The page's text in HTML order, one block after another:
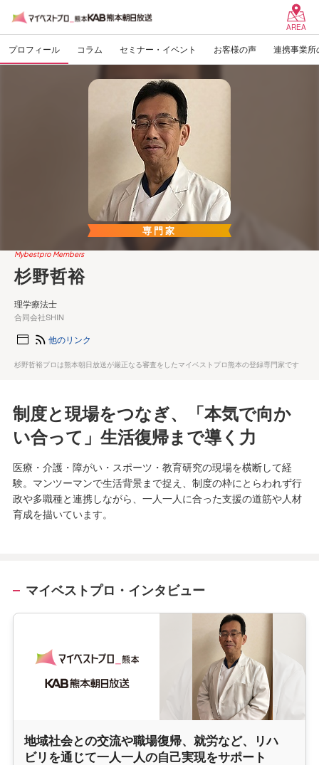
AREA
プロフィール コラム セミナー・イベント お客様の声 連携事業所
専門家
Mybestpro Members
杉野哲裕
理学療法士
合同会社SHIN
他のリンク
杉野哲裕プロは熊本朝日放送が厳正なる審査をしたマイベストプロ熊本の登録専門家です
制度と現場をつなぎ、「本気で向か
い合って」生活復帰まで導く力
医療・介護・障がい・スポーツ・教育研究の現場を横断して経
験。マンツーマンで生活背景まで捉え、制度の枠にとらわれず行
政や多職種と連携しながら、一人一人に合った支援の道筋や人材
育成を描いています。
マイベストプロ・インタビュー
地域社会との交流や職場復帰、就労など、リハ
ビリを通じて一人一人の自己実現をサポート